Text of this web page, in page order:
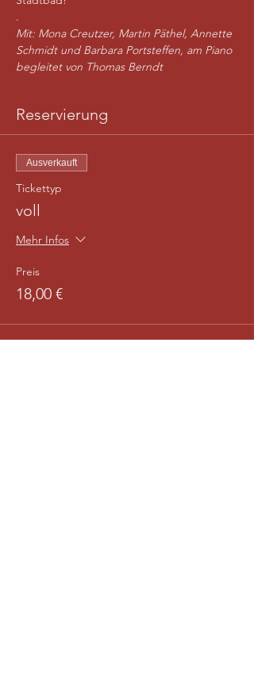
.
Mit: Mona Creutzer, Martin Päthel, Annette
Schmidt und Barbara Portsteffen, am Piano
begleitet von Thomas Berndt
Reservierung
Ausverkauft
Tickettyp
voll
Mehr Infos
Preis
18,00 €